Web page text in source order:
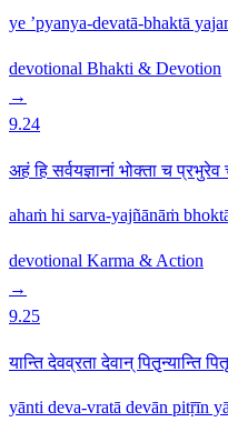
ye ’pyanya-devatā-bhaktā
devotional Bhakti & Devotion
→
9.24
अहं हि सर्वयज्ञानां भोक्ता च प्रभुरेव
ahaṁ hi sarva-yajñānāṁ
devotional Karma & Action
→
9.25
यान्ति देवव्रता देवान् पितृ़न्यान्ति
yānti deva-vratā devān pitṝīn